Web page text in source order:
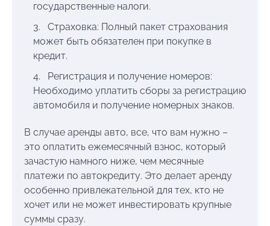
государственные налоги.
Страховка: Полный пакет страхования
может быть обязателен при покупке в
кредит.
Регистрация и получение номеров:
Необходимо уплатить сборы за регистрацию
автомобиля и получение номерных знаков.
В случае аренды авто, все, что вам нужно –
это оплатить ежемесячный взнос, который
зачастую намного ниже, чем месячные
платежи по автокредиту. Это делает аренду
особенно привлекательной для тех, кто не
хочет или не может инвестировать крупные
суммы сразу.